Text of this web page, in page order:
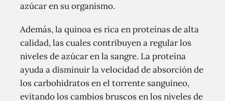
azúcar en su organismo.
Además, la quinoa es rica en proteínas de alta
calidad, las cuales contribuyen a regular los
niveles de azúcar en la sangre. La proteína
ayuda a disminuir la velocidad de absorción de
los carbohidratos en el torrente sanguíneo,
evitando los cambios bruscos en los niveles de